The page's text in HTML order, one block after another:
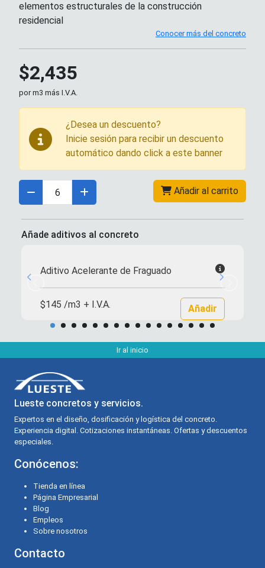
elementos estructurales de la construcción
residencial
Conocer más del concreto
$2,435
por m3 más I.V.A.
¿Desea un descuento?
Inicie sesión para recibir un descuento
automático dando click a este banner
Añadir al carrito
Añade aditivos al concreto
Aditivo Acelerante de Fraguado
Añadir
$145 /m3 + I.V.A.
Ir al inicio
Lueste concretos y servicios.
Expertos en el diseño, dosificación y logística del concreto.
Experiencia digital. Cotizaciones instantáneas. Ofertas y descuentos
especiales.
Conócenos:
Tienda en línea
Página Empresarial
Blog
Empleos
Sobre nosotros
Contacto